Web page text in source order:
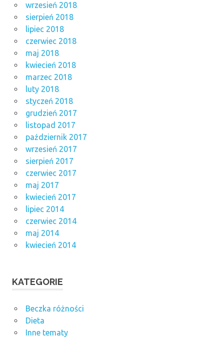
wrzesień 2018
sierpień 2018
lipiec 2018
czerwiec 2018
maj 2018
kwiecień 2018
marzec 2018
luty 2018
styczeń 2018
grudzień 2017
listopad 2017
październik 2017
wrzesień 2017
sierpień 2017
czerwiec 2017
maj 2017
kwiecień 2017
lipiec 2014
czerwiec 2014
maj 2014
kwiecień 2014
KATEGORIE
Beczka różności
Dieta
Inne tematy